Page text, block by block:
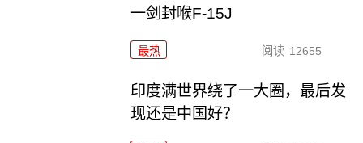
一剑封喉F-15J
最热 阅读 12655
印度满世界绕了一大圈，最后发
现还是中国好？